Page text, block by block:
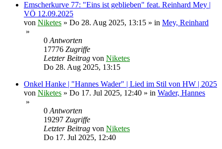
Emscherkurve 77: "Eins ist geblieben" feat. Reinhard Mey |
VÖ 12.09.2025
von Niketes » Do 28. Aug 2025, 13:15 » in Mey, Reinhard
»
0Antworten
17776 Zugriffe
Letzter Beitrag von Niketes
Do 28. Aug 2025, 13:15
Onkel Hanke | "Hannes Wader" | Lied im Stil von HW | 2025
von Niketes » Do 17. Jul 2025, 12:40 » in Wader, Hannes
»
0Antworten
19297 Zugriffe
Letzter Beitrag von Niketes
Do 17. Jul 2025, 12:40